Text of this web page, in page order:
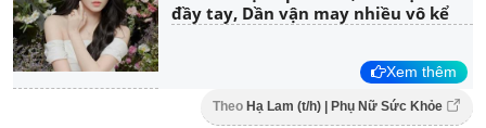
đầy tay, Dần vận may nhiều vô kể
Xem thêm
Theo Hạ Lam (t/h) | Phụ Nữ Sức Khỏe